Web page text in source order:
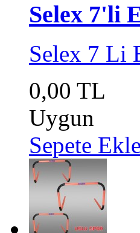
Selex 7'li
Selex 7 Li
0,00 TL
Uygun
Sepete Ekle